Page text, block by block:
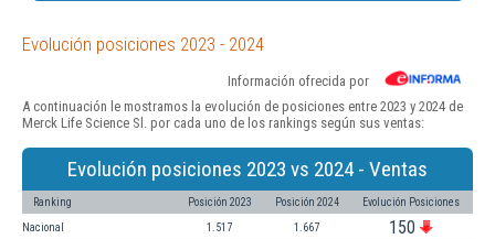
Evolución posiciones 2023 - 2024
Información ofrecida por
A continuación le mostramos la evolución de posiciones entre 2023 y 2024 de
Merck Life Science Sl. por cada uno de los rankings según sus ventas:
Evolución posiciones 2023 vs 2024 - Ventas
Ranking Posición 2023 Posición 2024 Evolución Posiciones
Nacional 1.517 1.667 150